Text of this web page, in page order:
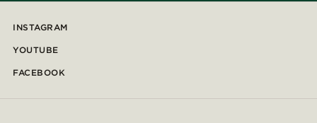
INSTAGRAM
YOUTUBE
FACEBOOK